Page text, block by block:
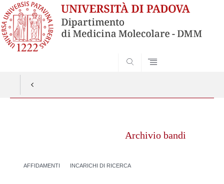
Archivio bandi
AFFIDAMENTI INCARICHI DI RICERCA